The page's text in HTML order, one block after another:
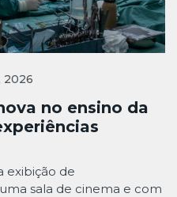
2026
no ensino da
exibição de
sala de cinema e com